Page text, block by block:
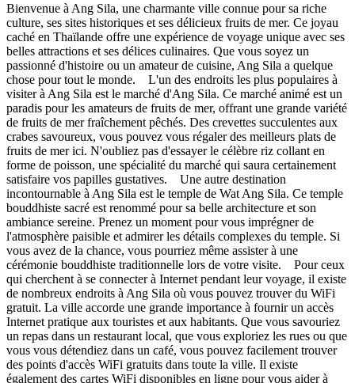
Bienvenue à Ang Sila, une charmante ville connue pour sa riche
culture, ses sites historiques et ses délicieux fruits de mer. Ce joyau
caché en Thaïlande offre une expérience de voyage unique avec ses
belles attractions et ses délices culinaires. Que vous soyez un
passionné d'histoire ou un amateur de cuisine, Ang Sila a quelque
chose pour tout le monde. L'un des endroits les plus populaires à
visiter à Ang Sila est le marché d'Ang Sila. Ce marché animé est un
paradis pour les amateurs de fruits de mer, offrant une grande variété
de fruits de mer fraîchement pêchés. Des crevettes succulentes aux
crabes savoureux, vous pouvez vous régaler des meilleurs plats de
fruits de mer ici. N'oubliez pas d'essayer le célèbre riz collant en
forme de poisson, une spécialité du marché qui saura certainement
satisfaire vos papilles gustatives. Une autre destination
incontournable à Ang Sila est le temple de Wat Ang Sila. Ce temple
bouddhiste sacré est renommé pour sa belle architecture et son
ambiance sereine. Prenez un moment pour vous imprégner de
l'atmosphère paisible et admirer les détails complexes du temple. Si
vous avez de la chance, vous pourriez même assister à une
cérémonie bouddhiste traditionnelle lors de votre visite. Pour ceux
qui cherchent à se connecter à Internet pendant leur voyage, il existe
de nombreux endroits à Ang Sila où vous pouvez trouver du WiFi
gratuit. La ville accorde une grande importance à fournir un accès
Internet pratique aux touristes et aux habitants. Que vous savouriez
un repas dans un restaurant local, que vous exploriez les rues ou que
vous vous détendiez dans un café, vous pouvez facilement trouver
des points d'accès WiFi gratuits dans toute la ville. Il existe
également des cartes WiFi disponibles en ligne pour vous aider à